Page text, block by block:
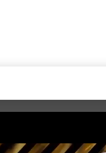
HAIR RECOVERY